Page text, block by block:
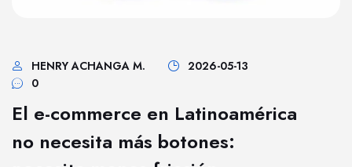
HENRY ACHANGA M.
2026-05-13
0
El e-commerce en Latinoamérica
no necesita más botones: